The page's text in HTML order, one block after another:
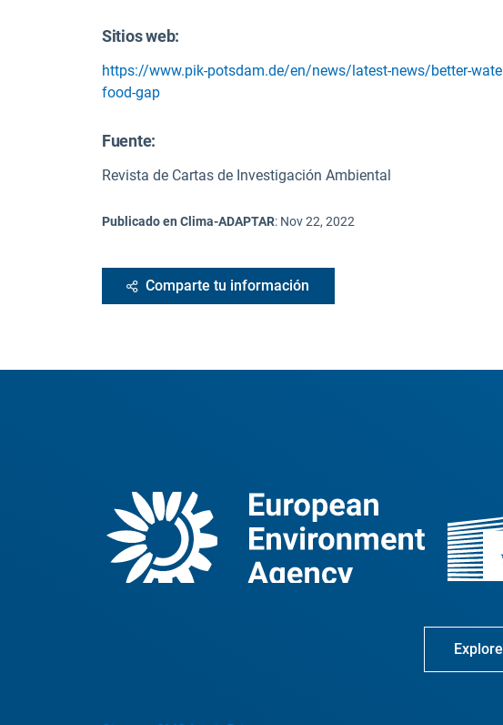
Sitios web:
https://www.pik-potsdam.de/en/news/latest-news/better-
food-gap
Fuente:
Revista de Cartas de Investigación Ambiental
Publicado en Clima-ADAPTAR: Nov 22, 2022
Comparte tu información